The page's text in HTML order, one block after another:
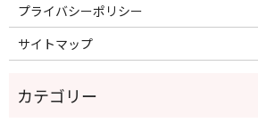
プライバシーポリシー
サイトマップ